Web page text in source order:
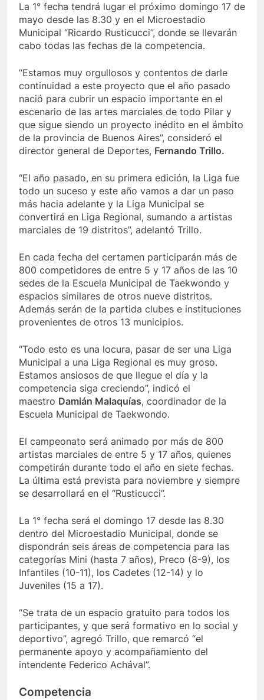
La 1° fecha tendrá lugar el próximo domingo 17 de
mayo desde las 8.30 y en el Microestadio
Municipal “Ricardo Rusticucci”, donde se llevarán
cabo todas las fechas de la competencia.
“Estamos muy orgullosos y contentos de darle
continuidad a este proyecto que el año pasado
nació para cubrir un espacio importante en el
escenario de las artes marciales de todo Pilar y
que sigue siendo un proyecto inédito en el ámbito
de la provincia de Buenos Aires”, consideró el
director general de Deportes, Fernando Trillo.
“El año pasado, en su primera edición, la Liga fue
todo un suceso y este año vamos a dar un paso
más hacia adelante y la Liga Municipal se
convertirá en Liga Regional, sumando a artistas
marciales de 19 distritos”, adelantó Trillo.
En cada fecha del certamen participarán más de
800 competidores de entre 5 y 17 años de las 10
sedes de la Escuela Municipal de Taekwondo y
espacios similares de otros nueve distritos.
Además serán de la partida clubes e instituciones
provenientes de otros 13 municipios.
“Todo esto es una locura, pasar de ser una Liga
Municipal a una Liga Regional es muy groso.
Estamos ansiosos de que llegue el día y la
competencia siga creciendo”, indicó el
maestro Damián Malaquías, coordinador de la
Escuela Municipal de Taekwondo.
El campeonato será animado por más de 800
artistas marciales de entre 5 y 17 años, quienes
competirán durante todo el año en siete fechas.
La última está prevista para noviembre y siempre
se desarrollará en el “Rusticucci”.
La 1° fecha será el domingo 17 desde las 8.30
dentro del Microestadio Municipal, donde se
dispondrán seis áreas de competencia para las
categorías Mini (hasta 7 años), Preco (8-9), los
Infantiles (10-11), los Cadetes (12-14) y lo
Juveniles (15 a 17).
“Se trata de un espacio gratuito para todos los
participantes, y que será formativo en lo social y
deportivo”, agregó Trillo, que remarcó “el
permanente apoyo y acompañamiento del
intendente Federico Achával”.
Competencia